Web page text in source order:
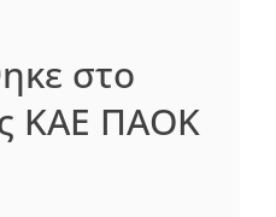
στο
ΚΑΕ ΠΑΟΚ